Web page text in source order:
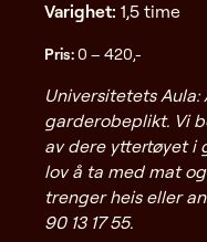
Varighet: 1,5 time
Pris:0 – 420,-
Universitetets
garderobeplikt. Vi
av dere yttertøyet i
lov å ta med mat
trenger heis eller
90 13 17 55.